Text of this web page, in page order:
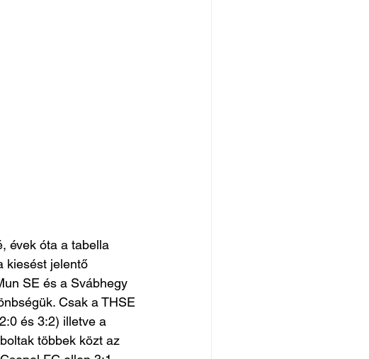
évek óta a tabella
kiesést jelentő
SE és a Svábhegy
Csak a THSE
és 3:2) illetve a
többek közt az